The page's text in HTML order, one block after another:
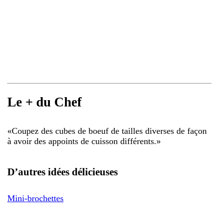
Le + du Chef
«Coupez des cubes de boeuf de tailles diverses de façon
à avoir des appoints de cuisson différents.»
D’autres idées délicieuses
Mini-brochettes